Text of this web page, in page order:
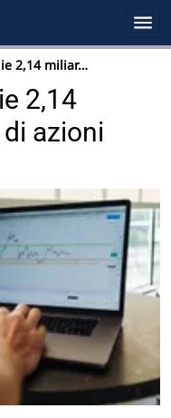
2,14 miliar…
2,14
azioni